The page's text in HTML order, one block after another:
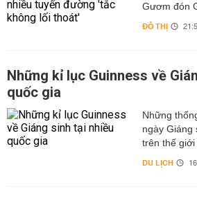
Gươm đón
ĐÔ THỊ
Những kỉ lục Guinness về
quốc gia
Những
ngày Giáng
trên thế giới
DU LỊCH